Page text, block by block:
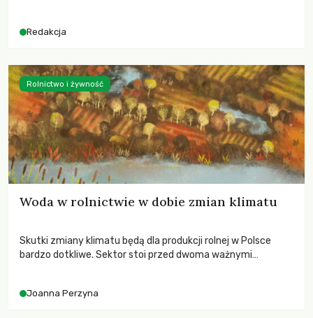
Redakcja
Woda w rolnictwie w dobie zmian klimatu
Skutki zmiany klimatu będą dla produkcji rolnej w Polsce
bardzo dotkliwe. Sektor stoi przed dwoma ważnymi
zachodzących zmian klimatycznych. Wymagać to będzie
Joanna Perzyna
Rolnictwo i żywność